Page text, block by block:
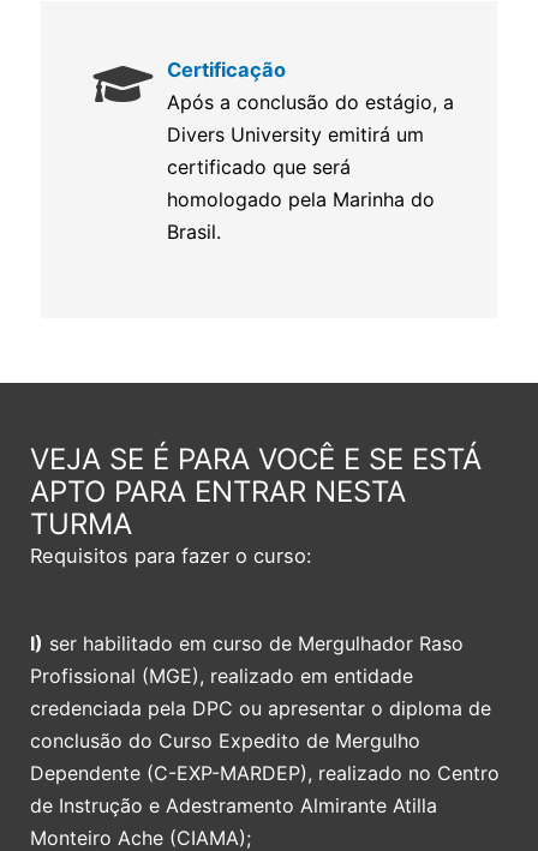
Certificação
Após a conclusão do estágio, a
Divers University emitirá um
certificado que será
homologado pela Marinha do
Brasil.
VEJA SE É PARA VOCÊ E SE ESTÁ
APTO PARA ENTRAR NESTA
TURMA
Requisitos para fazer o curso:
I) ser habilitado em curso de Mergulhador Raso
Profissional (MGE), realizado em entidade
credenciada pela DPC ou apresentar o diploma de
conclusão do Curso Expedito de Mergulho
Dependente (C-EXP-MARDEP), realizado no Centro
de Instrução e Adestramento Almirante Atilla
Monteiro Ache (CIAMA);